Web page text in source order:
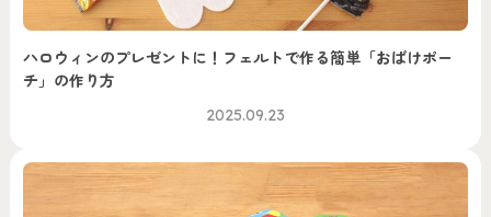
ハロウィンのプレゼントに！フェルトで作る簡単「おばけポー
チ」の作り方
2025.09.23